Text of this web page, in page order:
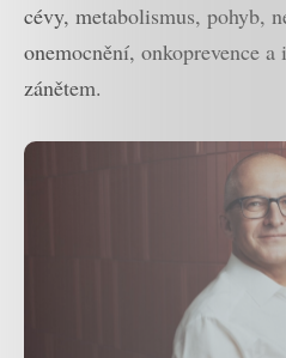
cévy, metabolismus, pohyb,
onemocnění, onkoprevence
zánětem.